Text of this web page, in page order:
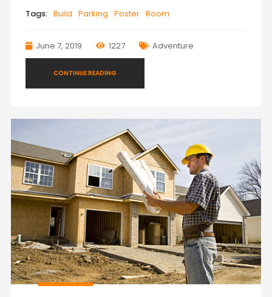
Tags: Build Parking Poster Room
June 7, 2019 1227 Adventure
CONTINUE READING